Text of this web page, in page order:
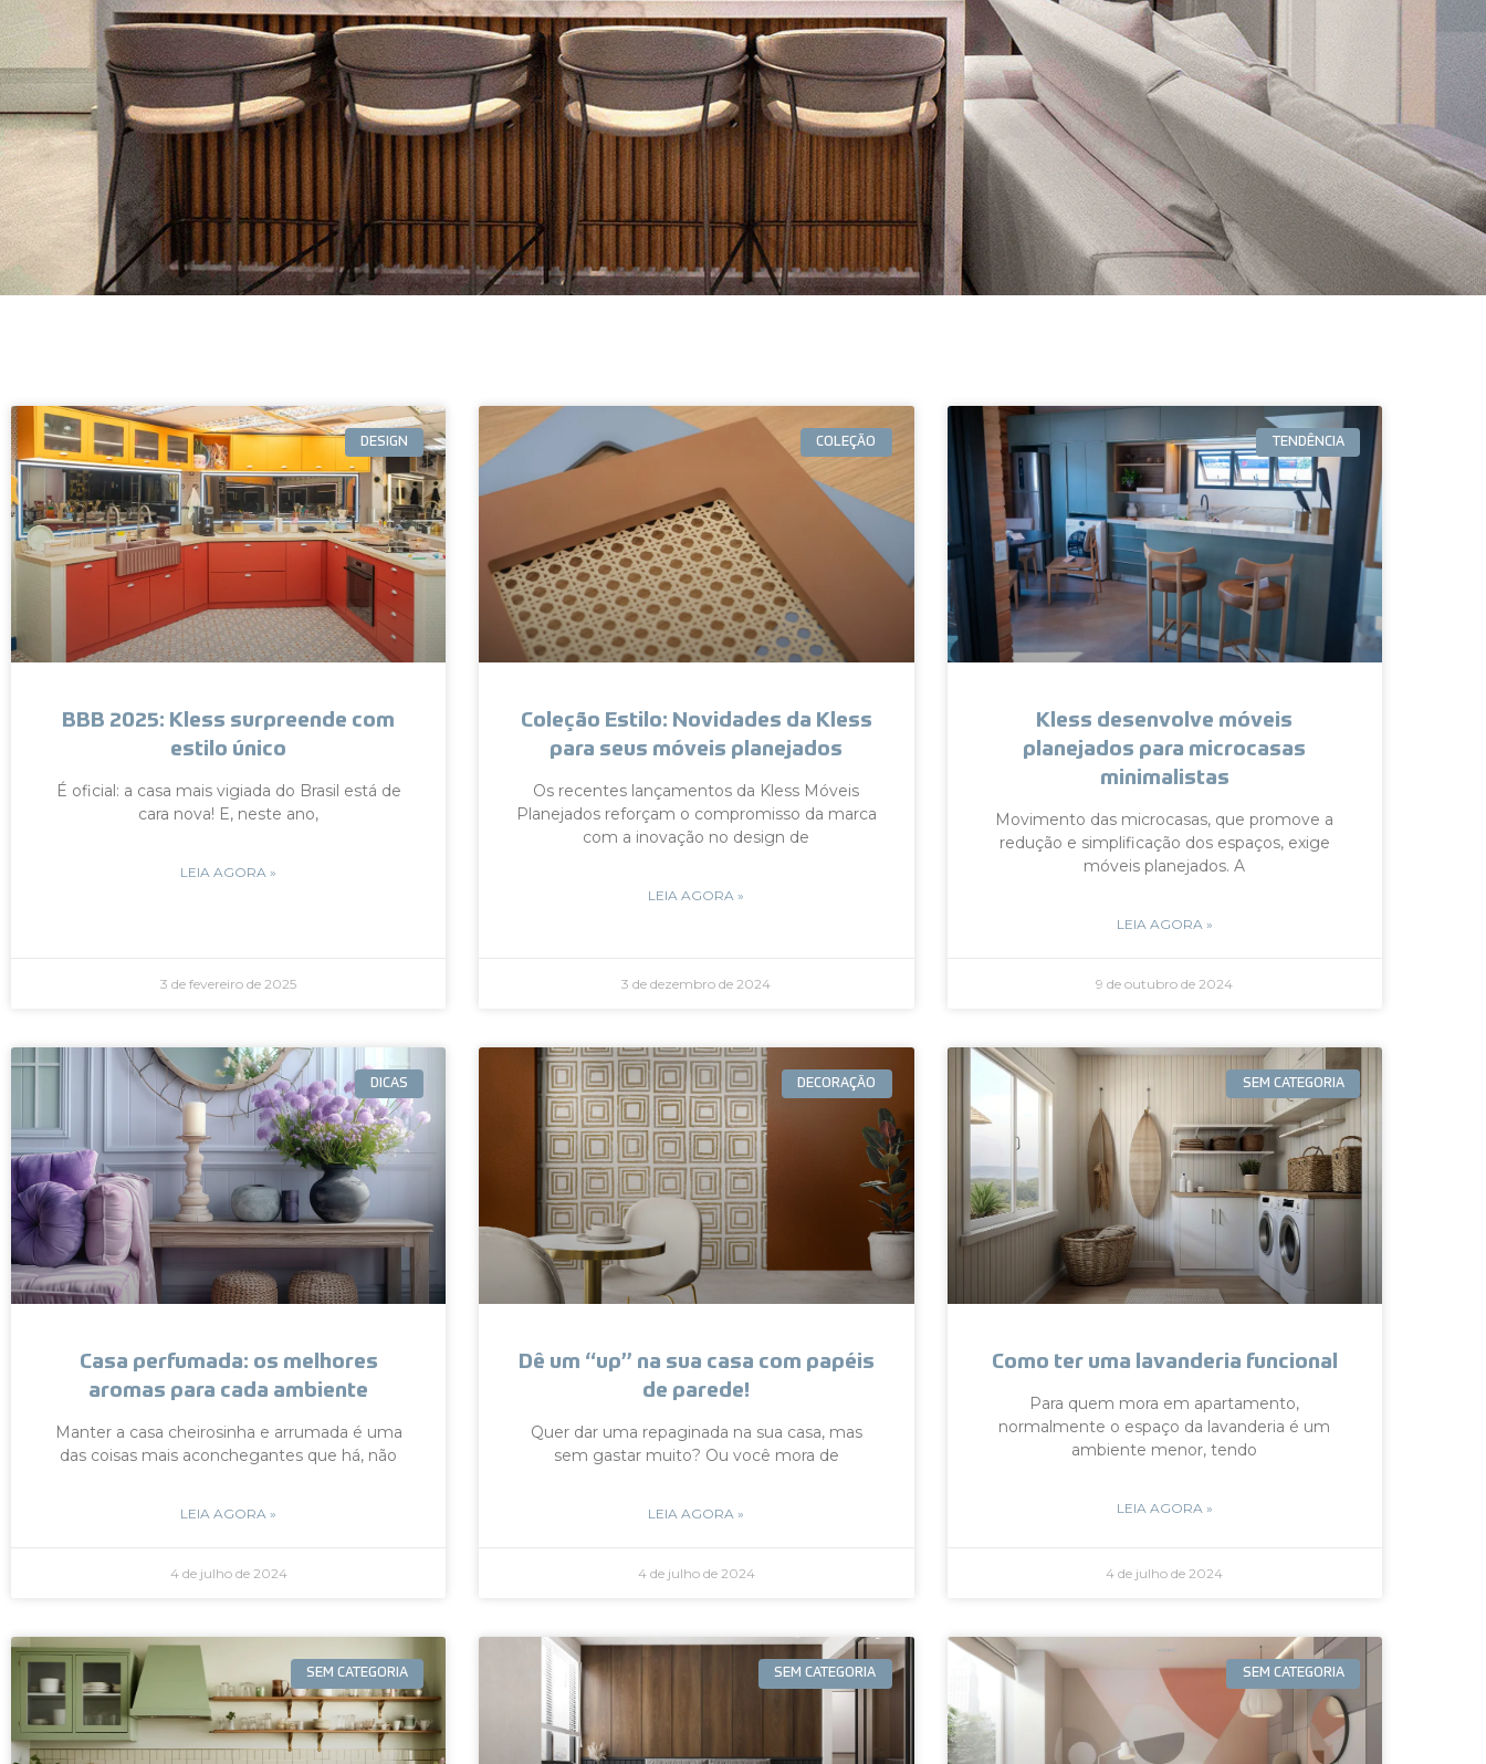
DESIGN
BBB 2025: Kless surpreende com
estilo único
É oficial: a casa mais vigiada do Brasil está de
cara nova! E, neste ano,
LEIA AGORA »
3 de fevereiro de 2025
COLEÇÃO
Coleção Estilo: Novidades da Kless
para seus móveis planejados
Os recentes lançamentos da Kless Móveis
Planejados reforçam o compromisso da marca
com a inovação no design de
LEIA AGORA »
3 de dezembro de 2024
TENDÊNCIA
Kless desenvolve móveis
planejados para microcasas
minimalistas
Movimento das microcasas, que promove a
redução e simplificação dos espaços, exige
móveis planejados. A
LEIA AGORA »
9 de outubro de 2024
DICAS
Casa perfumada: os melhores
aromas para cada ambiente
Manter a casa cheirosinha e arrumada é uma
das coisas mais aconchegantes que há, não
LEIA AGORA »
4 de julho de 2024
DECORAÇÃO
Dê um “up” na sua casa com papéis
de parede!
Quer dar uma repaginada na sua casa, mas
sem gastar muito? Ou você mora de
LEIA AGORA »
4 de julho de 2024
SEM CATEGORIA
Como ter uma lavanderia funcional
Para quem mora em apartamento,
normalmente o espaço da lavanderia é um
ambiente menor, tendo
LEIA AGORA »
4 de julho de 2024
SEM CATEGORIA SEM CATEGORIA SEM CATEGORIA